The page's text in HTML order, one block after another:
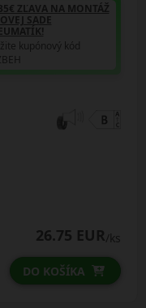
ZĽAVA NA MONTÁŽ
SADE
kupónový kód
26.75 EUR/ks
DO KOŠÍKA